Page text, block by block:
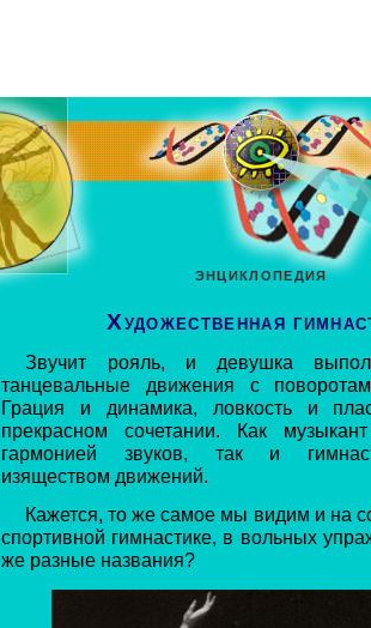
ЭНЦИКЛОПЕДИЯ
Художественная
Звучит рояль, и девушка
танцевальные движения с
Грация и динамика, ловкость и
прекрасном сочетании. Как
гармонией звуков, так и
изяществом движений.
Кажется, то же самое мы видим и на
спортивной гимнастике, в вольных
же разные названия?